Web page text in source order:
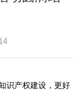
识产权建设，更好